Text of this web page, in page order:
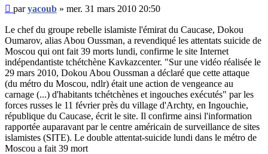
Message
non
lu
paryacoub » mer. 31 mars 2010 20:50
Le chef du groupe rebelle islamiste l'émirat du Caucase, Dokou
Oumarov, alias Abou Oussman, a revendiqué les attentats suicide de
Moscou qui ont fait 39 morts lundi, confirme le site Internet
indépendantiste tchétchène Kavkazcenter. "Sur une vidéo réalisée le
29 mars 2010, Dokou Abou Oussman a déclaré que cette attaque
(du métro du Moscou, ndlr) était une action de vengeance au
carnage (...) d'habitants tchétchènes et ingouches exécutés" par les
forces russes le 11 février près du village d'Archty, en Ingouchie,
république du Caucase, écrit le site. Il confirme ainsi l'information
rapportée auparavant par le centre américain de surveillance de sites
islamistes (SITE). Le double attentat-suicide lundi dans le métro de
Moscou a fait 39 mort